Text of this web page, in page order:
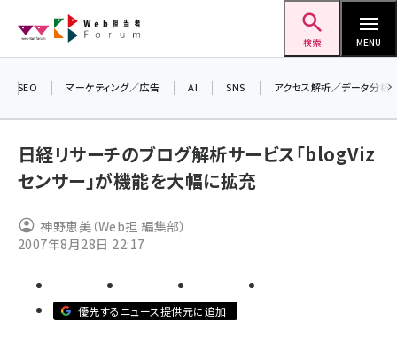
ン
検索 MENU
ai (2804)
note (2312)
SEO マーケティング／広告 AI SNS アクセス解析／データ分析
日経リサーチのブログ解析サービス「blogViz
センサー」が機能を大幅に拡充
神野恵美（Web担 編集部）
2007年8月28日 22:17
優先するニュース提供元に追加
＼ 8
生成
るセ